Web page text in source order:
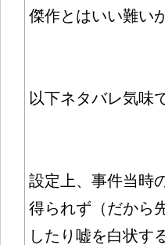
傑作とはいい難い
以下ネタバレ気味
設定上、事件当時
得られず（だから
したり嘘を白状す